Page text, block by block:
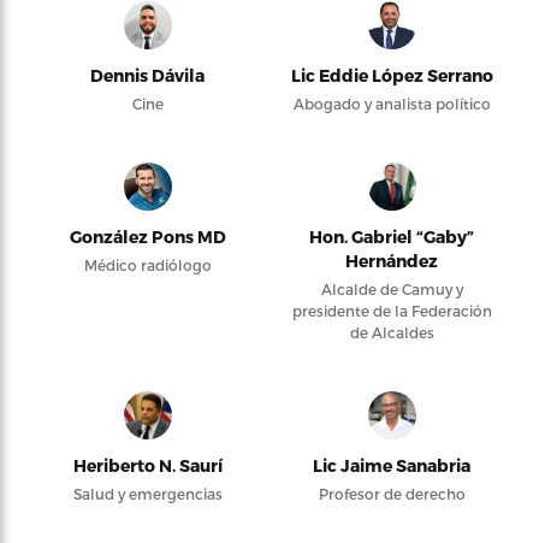
Dennis Dávila
Cine
Lic Eddie López Serrano
Abogado y analista político
González Pons MD
Médico radiólogo
Hon. Gabriel “Gaby”
Hernández
Alcalde de Camuy y
presidente de la Federación
de Alcaldes
Heriberto N. Saurí
Salud y emergencias
Lic Jaime Sanabria
Profesor de derecho